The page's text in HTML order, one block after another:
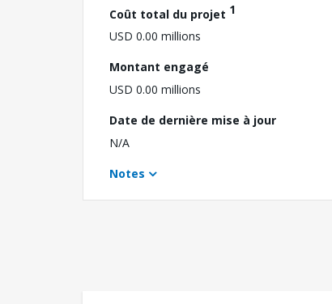
Coût total du projet 1
USD 0.00 millions
Montant engagé
USD 0.00 millions
Date de dernière mise à jour
N/A
Notes